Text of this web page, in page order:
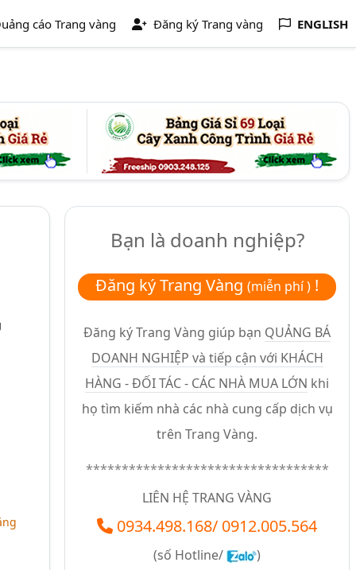
cáo Trang vàng Đăng ký Trang vàng ENGLISH
Bạn là doanh nghiệp?
Đăng ký Trang Vàng(miễn phí ) !
Đăng ký Trang Vàng giúp bạn QUẢNG BÁ
DOANH NGHIỆP và tiếp cận với KHÁCH
HÀNG - ĐỐI TÁC - CÁC NHÀ MUA LỚN khi
họ tìm kiếm nhà các nhà cung cấp dịch vụ
trên Trang Vàng.
**********************************
LIÊN HỆ TRANG VÀNG
0934.498.168/ 0912.005.564
(số Hotline/ )